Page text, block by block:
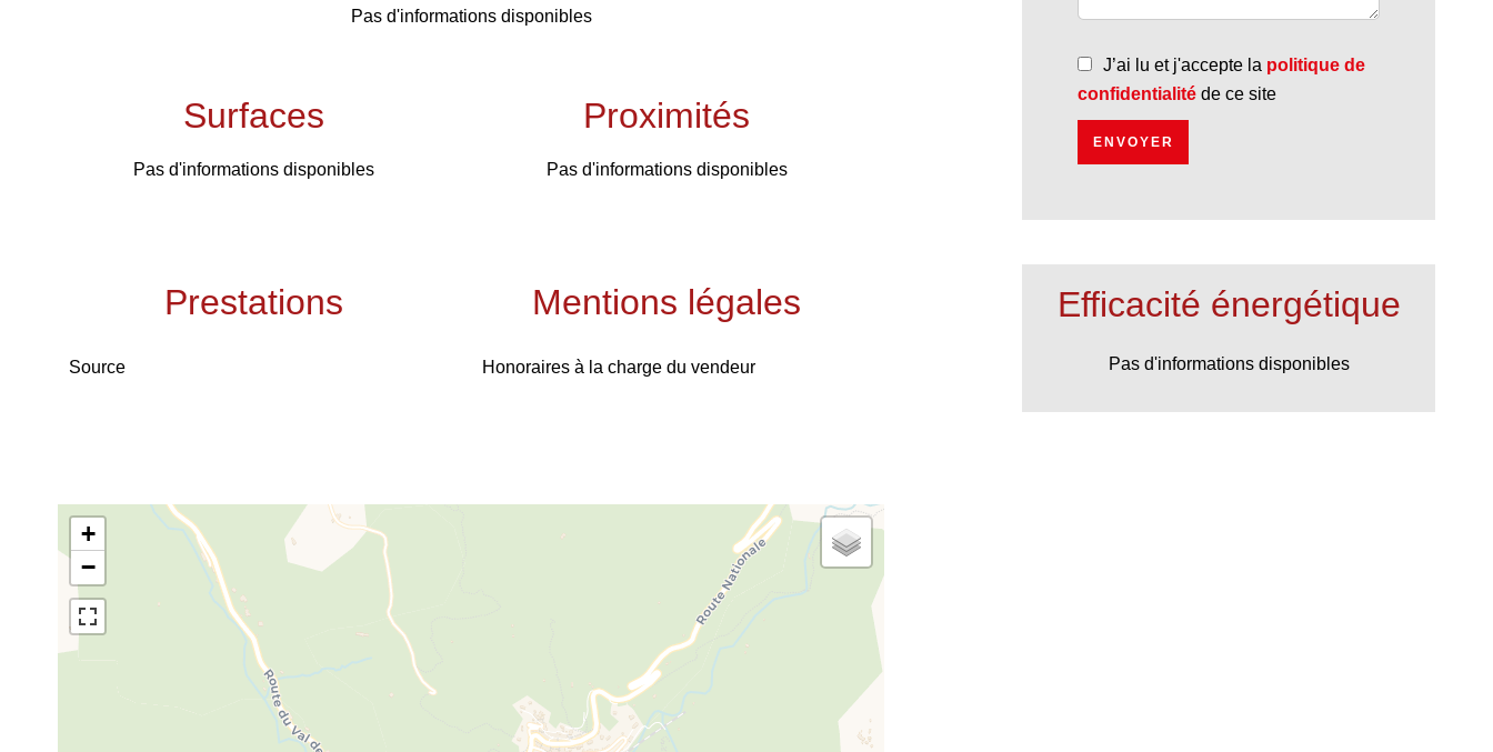
Pas d'informations disponibles
Surfaces
Pas d'informations disponibles
Proximités
Pas d'informations disponibles
Prestations
Source
Mentions légales
Honoraires à la charge du vendeur
+
−
J’ai lu et j'accepte la politique de
confidentialité de ce site
ENVOYER
Efficacité énergétique
Pas d'informations disponibles